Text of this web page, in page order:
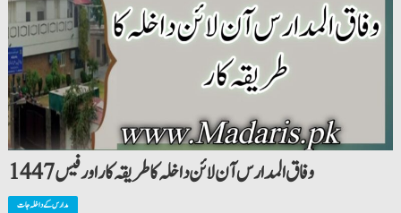
1447 وفاق المدارس آن لائن داخلہ کا طریقہ کار اور فیس
مدارس کے داخلہ جات